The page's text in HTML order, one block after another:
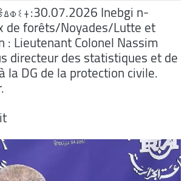
Inebgi n-
de forêts/Noyades/Lutte et
: Lieutenant Colonel Nassim
directeur des statistiques et de
la DG de la protection civile.